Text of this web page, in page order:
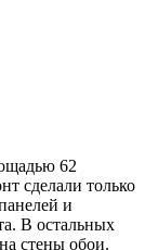
62
сделали только
и
В остальных
стены обои.